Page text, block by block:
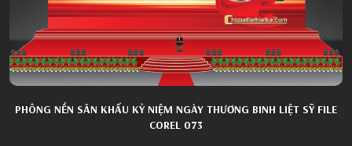
PHÔNG NỀN SÂN KHẤU KỶ NIỆM NGÀY THƯƠNG BINH LIỆT SỸ FILE
COREL 073